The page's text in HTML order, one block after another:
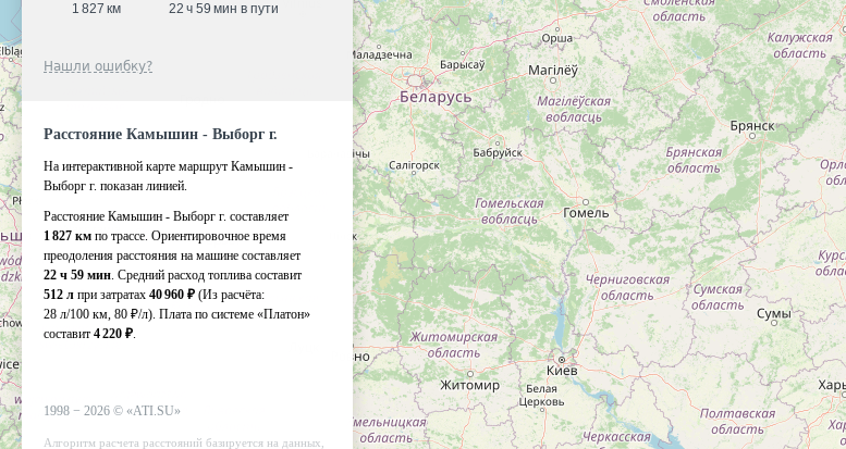
1 827 км 22 ч 59 мин в пути
Нашли ошибку?
Расстояние Камышин - Выборг г.
На интерактивной карте маршрут Камышин -
Выборг г. показан линией.
Расстояние Камышин - Выборг г. составляет
1 827 км по трассе. Ориентировочное время
преодоления расстояния на машине составляет
22 ч 59 мин. Средний расход топлива составит
512 л при затратах 40 960 ₽ (Из расчёта:
28 л/100 км, 80 ₽/л). Плата по системе «Платон»
составит 4 220 ₽.
1998 − 2026 © «ATI.SU»
Алгоритм расчета расстояний базируется на данных,